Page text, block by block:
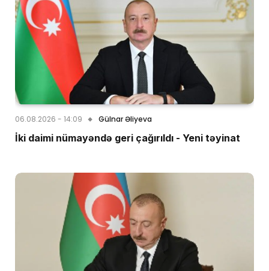
06.08.2026 - 14:09 Gülnar Əliyeva
İki daimi nümayəndə geri çağırıldı - Yeni təyinat